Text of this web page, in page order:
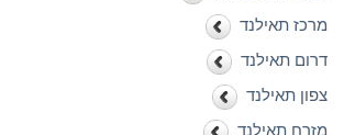
מרכז תאילנד
דרום תאילנד
צפון תאילנד
מזרח תאילנד